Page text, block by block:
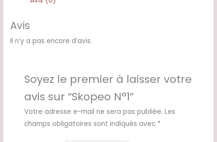
Avis
Il n’y a pas encore d’avis.
Soyez le premier à laisser votre
avis sur “Skopeo N°1”
Votre adresse e-mail ne sera pas publiée. Les
champs obligatoires sont indiqués avec *